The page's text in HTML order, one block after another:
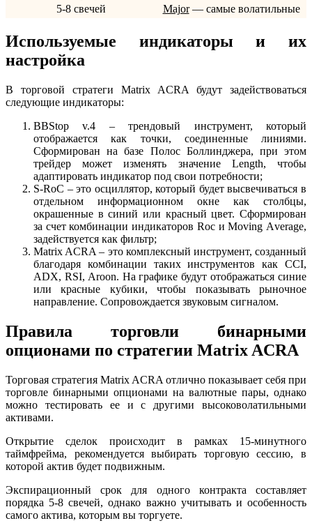
5-8 свечей
Major— самые волатильные
Используемые индикаторы и их
настройка
В торговой стратеги Matrix ACRA будут задействоваться
следующие индикаторы:
BBStop v.4 – трендовый инструмент, который
отображается как точки, соединенные линиями.
Сформирован на базе Полос Боллинджера, при этом
трейдер может изменять значение Length, чтобы
адаптировать индикатор под свои потребности;
S-RoC – это осциллятор, который будет высвечиваться в
отдельном информационном окне как столбцы,
окрашенные в синий или красный цвет. Сформирован
за счет комбинации индикаторов Roc и Мoving Аverage,
задействуется как фильтр;
Matrix ACRA – это комплексный инструмент, созданный
благодаря комбинации таких инструментов как CCI,
ADX, RSI, Aroon. На графике будут отображаться синие
или красные кубики, чтобы показывать рыночное
направление. Сопровождается звуковым сигналом.
Правила торговли бинарными
опционами по стратегии Matrix ACRA
Торговая стратегия Matrix ACRA отлично показывает себя при
торговле бинарными опционами на валютные пары, однако
можно тестировать ее и с другими высоковолатильными
активами.
Открытие сделок происходит в рамках 15-минутного
таймфрейма, рекомендуется выбирать торговую сессию, в
которой актив будет подвижным.
Экспирационный срок для одного контракта составляет
порядка 5-8 свечей, однако важно учитывать и особенность
самого актива, которым вы торгуете.